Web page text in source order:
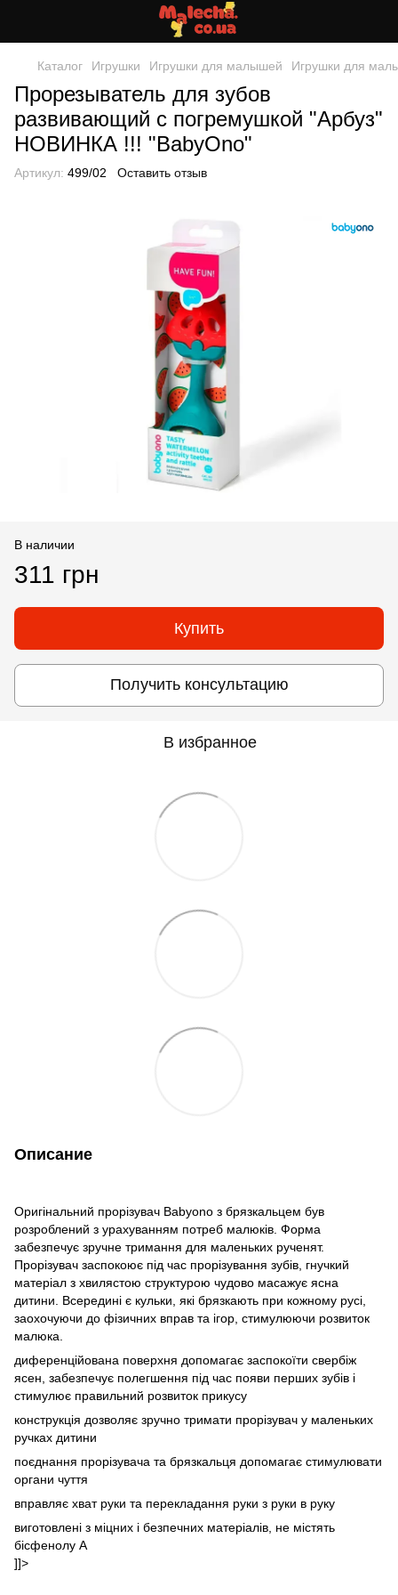
Каталог Игрушки Игрушки для малышей Игрушки для
Прорезыватель для зубов
развивающий с погремушкой "Арбуз"
НОВИНКА !!! "BabyOno"
Артикул: 499/02 Оставить отзыв
В наличии
311 грн
Купить
Получить консультацию
В избранное
Описание
Оригінальний прорізувач Babyono з брязкальцем був
розроблений з урахуванням потреб малюків. Форма
забезпечує зручне тримання для маленьких рученят.
Прорізувач заспокоює під час прорізування зубів, гнучкий
матеріал з хвилястою структурою чудово масажує ясна
дитини. Всередині є кульки, які брязкають при кожному русі,
заохочуючи до фізичних вправ та ігор, стимулюючи розвиток
малюка.
диференційована поверхня допомагає заспокоїти свербіж
ясен, забезпечує полегшення під час появи перших зубів і
стимулює правильний розвиток прикусу
конструкція дозволяє зручно тримати прорізувач у маленьких
ручках дитини
поєднання прорізувача та брязкальця допомагає стимулювати
органи чуття
вправляє хват руки та перекладання руки з руки в руку
виготовлені з міцних і безпечних матеріалів, не містять
бісфенолу А
]]>